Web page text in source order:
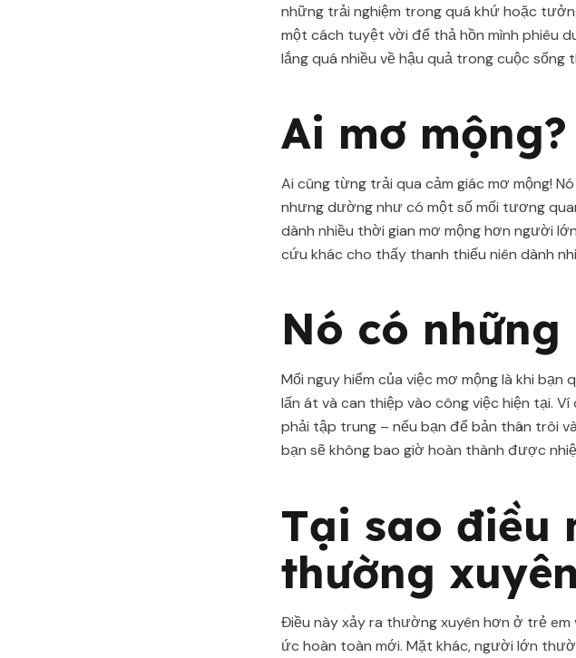
những trải nghiệm trong quá khứ hoặc
một cách tuyệt vời để thả hồn mình phiêu
lắng quá nhiều về hậu quả trong cuộc sống
Ai mơ mộng?
Ai cũng từng trải qua cảm giác mơ mộng!
nhưng dường như có một số mối tương
dành nhiều thời gian mơ mộng hơn người
cứu khác cho thấy thanh thiếu niên dành
Nó có
Mối nguy hiểm của việc mơ mộng là khi
lấn át và can thiệp vào công việc hiện tại.
phải tập trung – nếu bạn để bản thân trôi
bạn sẽ không bao giờ hoàn thành được
Tại sao điều
thường
Điều này xảy ra thường xuyên hơn ở trẻ em
ức hoàn toàn mới. Mặt khác, người lớn